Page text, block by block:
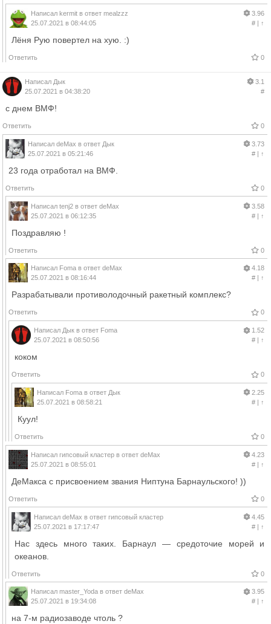
Написал kermit в ответ mealzzz
25.07.2021 в 08:44:05
3.96
#| ↑
Лёня Рую повертел на хую. :)
Ответить 0
Написал Дык
25.07.2021 в 04:38:20
3.1
#
с днем ВМФ!
Ответить 0
Написал deMax в ответ Дык
25.07.2021 в 05:21:46
3.73
#| ↑
23 года отработал на ВМФ.
Ответить 0
Написал tenj2 в ответ deMax
25.07.2021 в 06:12:35
3.58
#| ↑
Поздравляю !
Ответить 0
Написал Foma в ответ deMax
25.07.2021 в 08:16:44
4.18
#| ↑
Разрабатывали противолодочный ракетный комплекс?
Ответить 0
Написал Дык в ответ Foma
25.07.2021 в 08:50:56
1.52
#| ↑
коком
Ответить 0
Написал Foma в ответ Дык
25.07.2021 в 08:58:21
2.25
#| ↑
Куул!
Ответить 0
Написал гипсовый кластер в ответ deMax
25.07.2021 в 08:55:01
4.23
#| ↑
ДеМакса с присвоением звания Ниптуна Барнаульского! ))
Ответить 0
Написал deMax в ответ гипсовый кластер
25.07.2021 в 17:17:47
4.45
#| ↑
Нас здесь много таких. Барнаул — средоточие морей и
океанов.
Ответить 0
Написал master_Yoda в ответ deMax
25.07.2021 в 19:34:08
3.95
#| ↑
на 7-м радиозаводе чтоль ?